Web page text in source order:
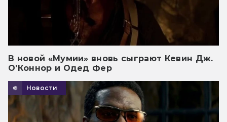
В новой «Мумии» вновь сыграют Кевин Дж.
О’Коннор и Одед Фер
Новости